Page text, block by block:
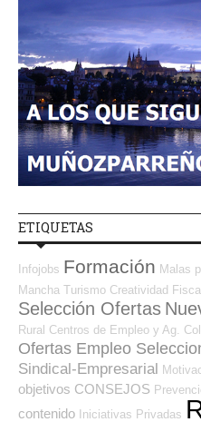
ETIQUETAS
Infojobs Formación Malas
Mancha Turismo Creatividad
Selección Ofertas
Rural Centros de Empleo y Ag.
Ofertas Empleo
Sindical-Empresarial
objetivos CONSEJOS
contenido Iniciativas Privadas